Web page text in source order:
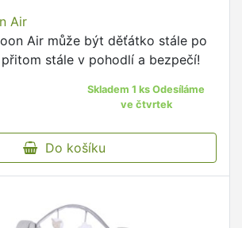
Air
Air může být děťátko stále po
stále v pohodlí a bezpečí!
Skladem 1 ks Odesíláme
ve čtvrtek
Do košíku